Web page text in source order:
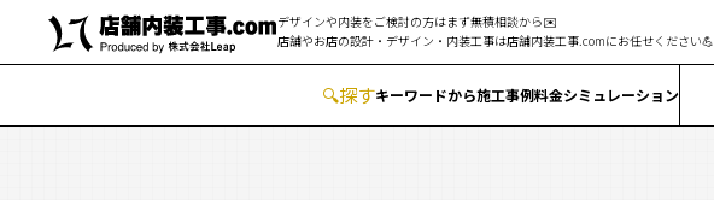
デザインや内装をご検討の方はまず無積相談から✉️
店舗やお店の設計・デザイン・内装工事は店舗内装工事.comにお任せください💪
🔍︎探すキーワードから施工事例料金シミュレーション